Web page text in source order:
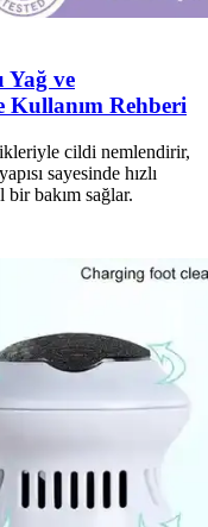
Yağ ve
Kullanım Rehberi
cildi nemlendirir,
sayesinde hızlı
bir bakım sağlar.